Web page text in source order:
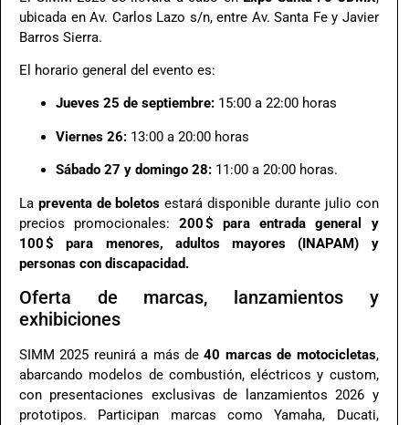
ubicada en Av. Carlos Lazo s/n, entre Av. Santa Fe y Javier
Barros Sierra.
El horario general del evento es:
Jueves 25 de septiembre: 15:00 a 22:00 horas
Viernes 26: 13:00 a 20:00 horas
Sábado 27 y domingo 28: 11:00 a 20:00 horas.
La preventa de boletos estará disponible durante julio con
precios promocionales:200 $ para entrada general y
100 $ para menores, adultos mayores (INAPAM) y
personas con discapacidad.
Oferta de marcas, lanzamientos y
exhibiciones
SIMM 2025 reunirá a más de40 marcas de motocicletas,
abarcando modelos de combustión, eléctricos y custom,
con presentaciones exclusivas de lanzamientos 2026 y
prototipos. Participan marcas como Yamaha, Ducati,